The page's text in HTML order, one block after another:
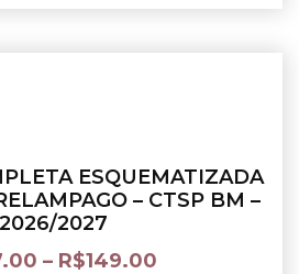
ESQUEMATIZADA
– CTSP BM –
2026/2027
– R$149.00